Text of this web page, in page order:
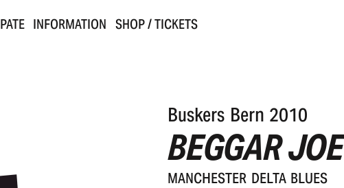
INFORMATION SHOP / TICKETS
Buskers Bern 2010
BEGGAR JOE
MANCHES­TER DELTA BLUES